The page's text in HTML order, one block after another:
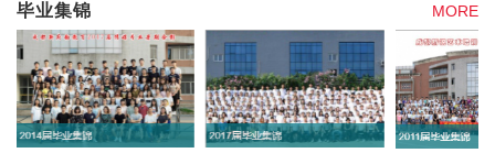
毕业集锦 MORE